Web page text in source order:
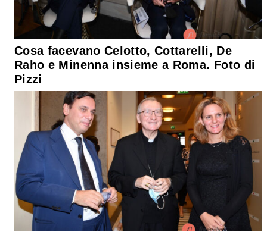
Cosa facevano Celotto, Cottarelli, De
Raho e Minenna insieme a Roma. Foto di
Pizzi